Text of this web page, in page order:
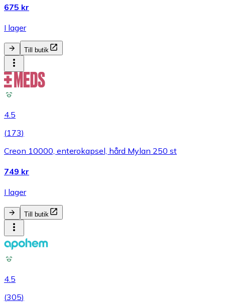
675 kr
I lager
Till butik
4.5
(173)
Creon 10000, enterokapsel, hård Mylan 250 st
749 kr
I lager
Till butik
4.5
(305)